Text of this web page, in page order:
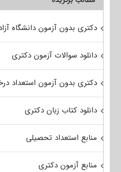
دکتری بدون آزمون دانشگاه
دانلود سوالات آزمون دکتری
دکتری بدون آزمون استعداد
دانلود کتاب زبان دکتری
منابع استعداد تحصیلی
منابع آزمون دکتری